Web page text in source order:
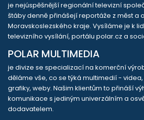
je nejúspěšnější regionální televizní
štáby denně přinášejí reportáže z měst a
Moravskoslezského kraje. Vysíláme je k
televizního vysílání, portálu polar.cz a
POLAR MULTIMEDIA
je divize se specializací na komerční
děláme vše, co se týká multimedií -
grafiky, weby. Našim klientům to přináší
komunikace s jediným univerzálním a
dodavatelem.